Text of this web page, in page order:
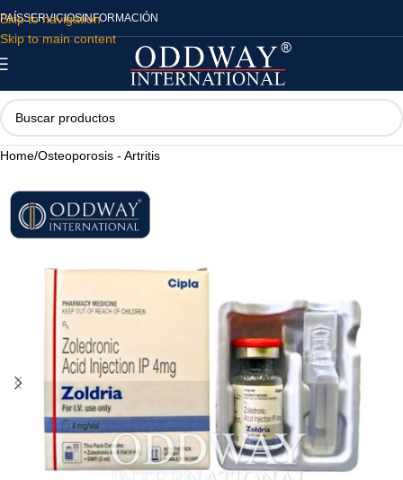
Skip to navigation
Skip to main content
PAÍSSERVICIOSINFORMACIÓN
Home/Osteoporosis - Artritis